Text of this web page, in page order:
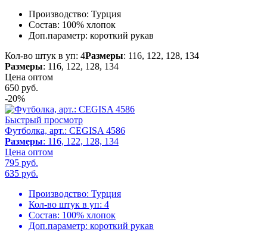
Производство: Турция
Состав: 100% хлопок
Доп.параметр: короткий рукав
Кол-во штук в уп: 4Размеры: 116, 122, 128, 134
Размеры: 116, 122, 128, 134
Цена оптом
650 руб.
-20%
Быстрый просмотр
Футболка, арт.: CEGISA 4586
Размеры: 116, 122, 128, 134
Цена оптом
795 руб.
635 руб.
Производство: Турция
Кол-во штук в уп: 4
Состав: 100% хлопок
Доп.параметр: короткий рукав